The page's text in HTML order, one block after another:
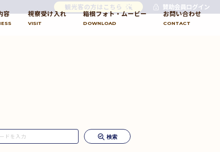
観光客の方はこちら 賛助会員ログイン
容 視察受け入れ
VISIT
箱根フォト・ムービー
DOWNLOAD
お問い合わせ
CONTACT
検索